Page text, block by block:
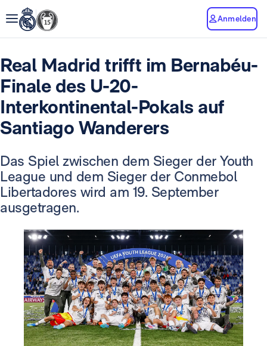
Anmelden
Real Madrid trifft im Bernabéu-
Finale des U-20-
Interkontinental-Pokals auf
Santiago Wanderers
Das Spiel zwischen dem Sieger der Youth
League und dem Sieger der Conmebol
Libertadores wird am 19. September
ausgetragen.